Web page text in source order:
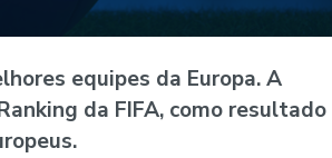
equipes da Europa. A
da FIFA, como resultado